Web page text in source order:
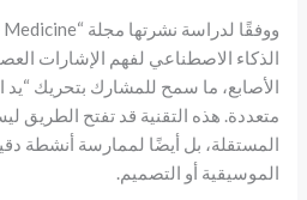
الذكاء الاصطناعي لفهم الإشارات
الأصابع، ما سمح للمشارك بتحريك “يد
متعددة. هذه التقنية قد تفتح الطريق
المستقلة، بل أيضًا لممارسة أنشطة
الموسيقية أو التصميم.